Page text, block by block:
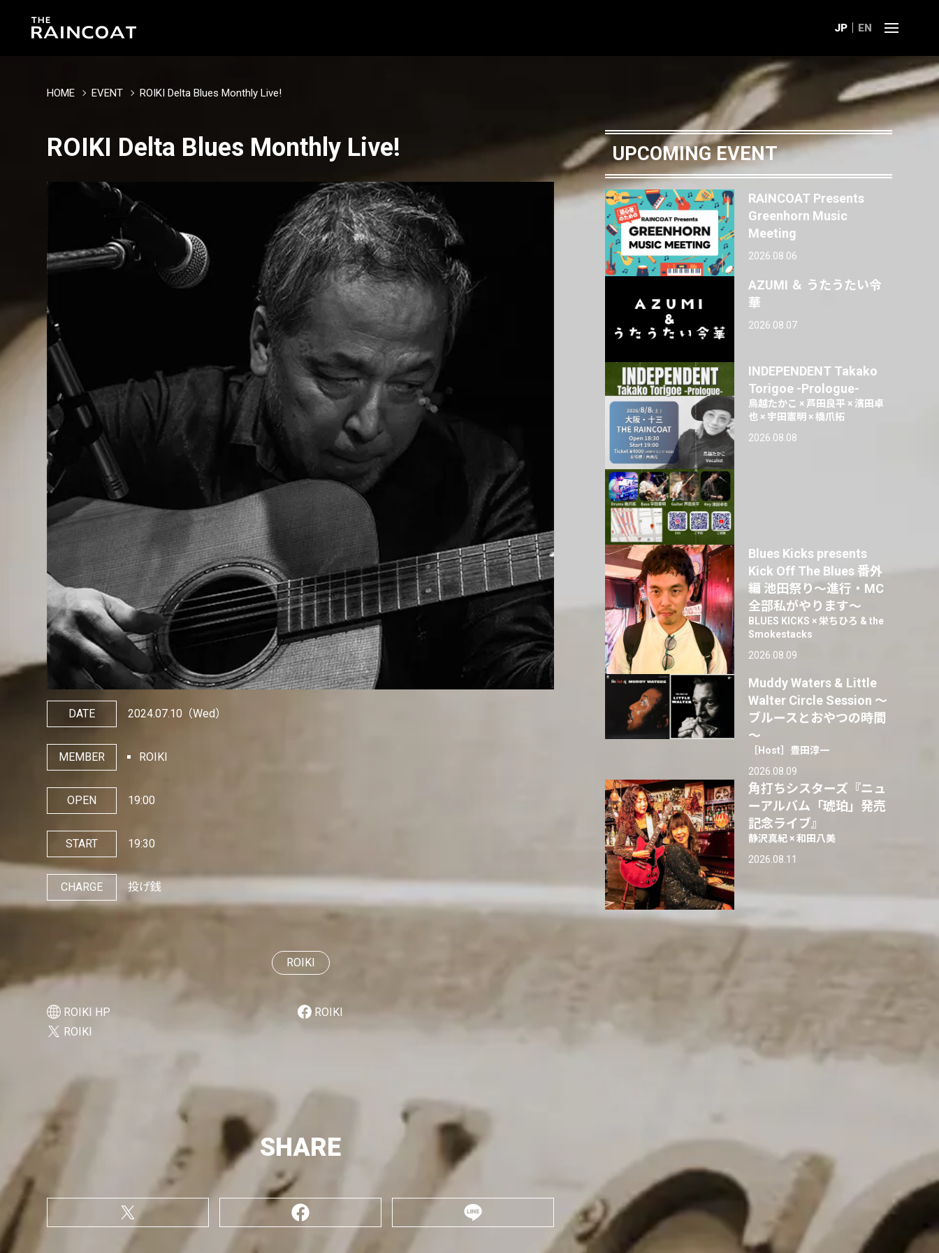
JP EN
HOME EVENT ROIKI Delta Blues Monthly Live!
ROIKI Delta Blues Monthly Live!
DATE 2024.07.10 （Wed）
MEMBER ROIKI
OPEN 19:00
START 19:30
CHARGE 投げ銭
ROIKI
ROIKI HP
ROIKI
ROIKI
SHARE
UPCOMING EVENT
RAINCOAT Presents
Greenhorn Music
Meeting
2026.08.06
AZUMI ＆ うたうたい令
華
2026.08.07
INDEPENDENT Takako
Torigoe -Prologue-
鳥越たかこ × 芦田良平 × 濱田卓
也 × 宇田憲明 × 橋爪拓
2026.08.08
Blues Kicks presents
Kick Off The Blues 番外
編 池田祭り〜進行・MC
全部私がやります〜
BLUES KICKS × 栄ちひろ & the
Smokestacks
2026.08.09
Muddy Waters & Little
Walter Circle Session ～
ブルースとおやつの時間
～
［Host］豊田淳一
2026.08.09
角打ちシスターズ『ニュ
ーアルバム「琥珀」発売
記念ライブ』
静沢真紀 × 和田八美
2026.08.11